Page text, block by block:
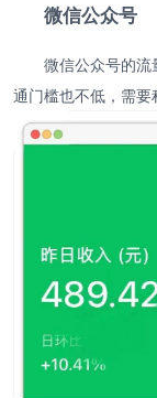
微信公众号
微信公众号的
通门槛也不低，需要